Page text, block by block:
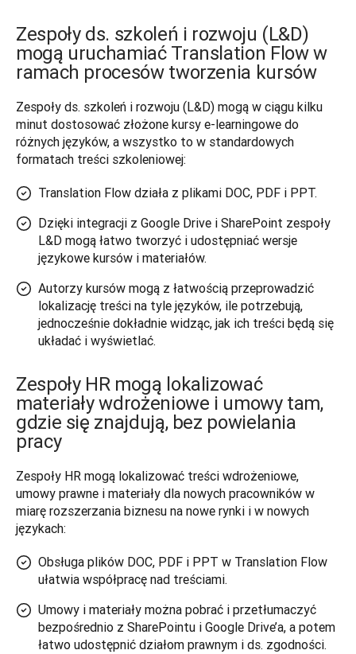
Zespoły ds. szkoleń i rozwoju (L&D)
mogą uruchamiać Translation Flow w
ramach procesów tworzenia kursów
Zespoły ds. szkoleń i rozwoju (L&D) mogą w ciągu kilku
minut dostosować złożone kursy e-learningowe do
różnych języków, a wszystko to w standardowych
formatach treści szkoleniowej:
Translation Flow działa z plikami DOC, PDF i PPT.
Dzięki integracji z Google Drive i SharePoint zespoły
L&D mogą łatwo tworzyć i udostępniać wersje
językowe kursów i materiałów.
Autorzy kursów mogą z łatwością przeprowadzić
lokalizację treści na tyle języków, ile potrzebują,
jednocześnie dokładnie widząc, jak ich treści będą się
układać i wyświetlać.
Zespoły HR mogą lokalizować
materiały wdrożeniowe i umowy tam,
gdzie się znajdują, bez powielania
pracy
Zespoły HR mogą lokalizować treści wdrożeniowe,
umowy prawne i materiały dla nowych pracowników w
miarę rozszerzania biznesu na nowe rynki i w nowych
językach:
Obsługa plików DOC, PDF i PPT w Translation Flow
ułatwia współpracę nad treściami.
Umowy i materiały można pobrać i przetłumaczyć
bezpośrednio z SharePointu i Google Drive’a, a potem
łatwo udostępnić działom prawnym i ds. zgodności.